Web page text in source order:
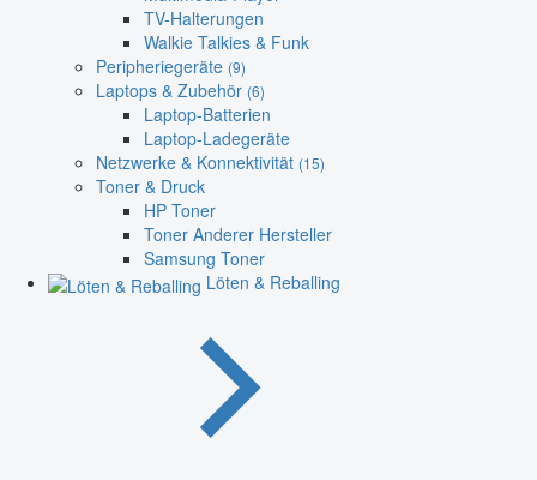
TV-Halterungen
Walkie Talkies & Funk
Peripheriegeräte (9)
Laptops & Zubehör (6)
Laptop-Batterien
Laptop-Ladegeräte
Netzwerke & Konnektivität (15)
Toner & Druck
HP Toner
Toner Anderer Hersteller
Samsung Toner
Löten & Reballing